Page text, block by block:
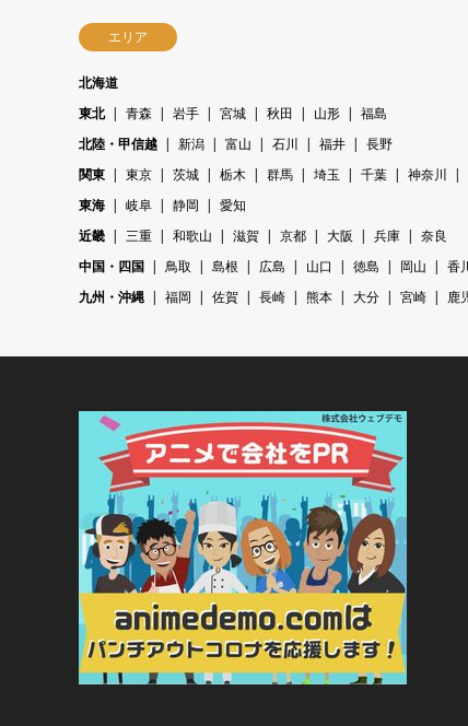
エリア
北海道
東北
青森 岩手 宮城 秋田 山形
福島
北陸・甲信越
新潟 富山 石川 福井
長野
関東
東京 茨城 栃木 群馬 埼玉 千葉 神奈川
東海
岐阜 静岡
愛知
近畿
三重 和歌山 滋賀 京都 大阪 兵庫
奈良
中国・四国
鳥取 島根 広島 山口 徳島 岡山 香
九州・沖縄
福岡 佐賀 長崎 熊本 大分 宮崎 鹿